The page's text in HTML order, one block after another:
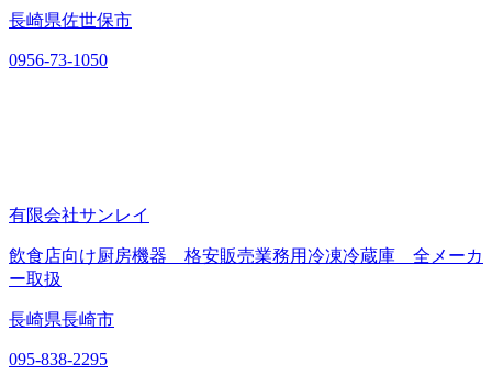
長崎県佐世保市
0956-73-1050
有限会社サンレイ
飲食店向け厨房機器 格安販売業務用冷凍冷蔵庫 全メーカ
ー取扱
長崎県長崎市
095-838-2295